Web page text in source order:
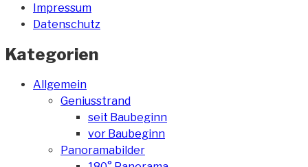
Impressum
Datenschutz
Kategorien
Allgemein
Geniusstrand
seit Baubeginn
vor Baubeginn
Panoramabilder